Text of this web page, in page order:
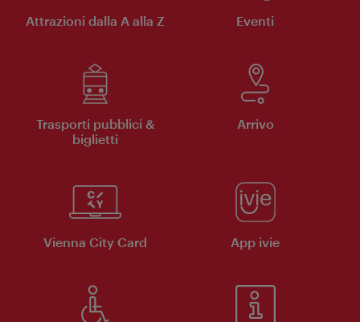
Attrazioni dalla A alla Z Eventi
Trasporti pubblici &
biglietti
Arrivo
Vienna City Card App ivie